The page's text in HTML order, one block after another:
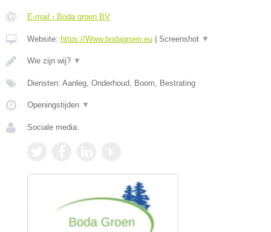
E-mail › Boda groen BV
Website: https://Www.bodagroen.eu Screenshot ▼
Wie zijn wij? ▼
Diensten: Aanleg, Onderhoud, Boom, Bestrating
Openingstijden ▼
Sociale media: